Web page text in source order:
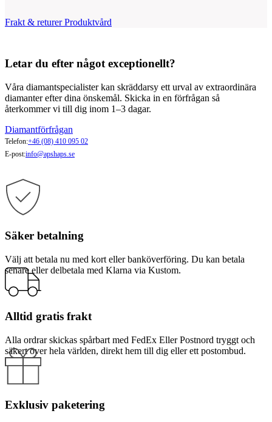
Frakt & returer Produktvård
Letar du efter något exceptionellt?
Våra diamantspecialister kan skräddarsy ett urval av extraordinära
diamanter efter dina önskemål. Skicka in en förfrågan så
återkommer vi till dig inom 1–3 dagar.
Diamantförfrågan
Telefon:+46 (08) 410 095 02
E-post:info@apshaps.se
Säker betalning
Välj att betala nu med kort eller banköverföring. Du kan betala
senare eller delbetala med Klarna via Kustom.
Alltid gratis frakt
Alla ordrar skickas spårbart med FedEx Eller Postnord tryggt och
säkert över hela världen, direkt hem till dig eller ett postombud.
Exklusiv paketering